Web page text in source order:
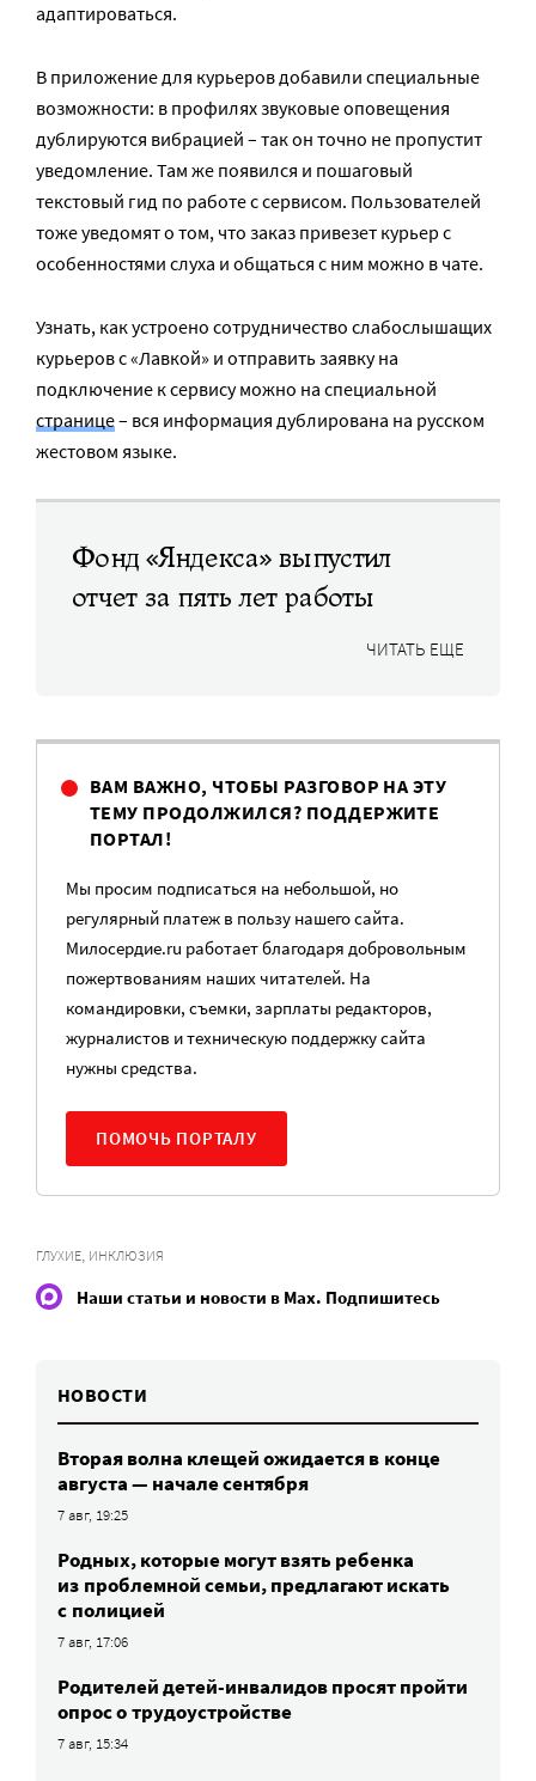
адаптироваться.
В приложение для курьеров добавили специальные
возможности: в профилях звуковые оповещения
дублируются вибрацией – так он точно не пропустит
уведомление. Там же появился и пошаговый
текстовый гид по работе с сервисом. Пользователей
тоже уведомят о том, что заказ привезет курьер с
особенностями слуха и общаться с ним можно в чате.
Узнать, как устроено сотрудничество слабослышащих
курьеров с «Лавкой» и отправить заявку на
подключение к сервису можно на специальной
странице– вся информация дублирована на русском
жестовом языке.
Фонд «Яндекса» выпустил
отчет за пять лет работы
ЧИТАТЬ ЕЩЕ
ВАМ ВАЖНО, ЧТОБЫ РАЗГОВОР НА ЭТУ
ТЕМУ ПРОДОЛЖИЛСЯ? ПОДДЕРЖИТЕ
ПОРТАЛ!
Мы просим подписаться на небольшой, но
регулярный платеж в пользу нашего сайта.
Милосердие.ru работает благодаря добровольным
пожертвованиям наших читателей. На
командировки, съемки, зарплаты редакторов,
журналистов и техническую поддержку сайта
нужны средства.
ПОМОЧЬ ПОРТАЛУ
ГЛУХИЕ, ИНКЛЮЗИЯ
Наши статьи и новости в Max. Подпишитесь
НОВОСТИ
Вторая волна клещей ожидается в конце
августа — начале сентября
7 авг, 19:25
Родных, которые могут взять ребенка
из проблемной семьи, предлагают искать
с полицией
7 авг, 17:06
Родителей детей-инвалидов просят пройти
опрос о трудоустройстве
7 авг, 15:34